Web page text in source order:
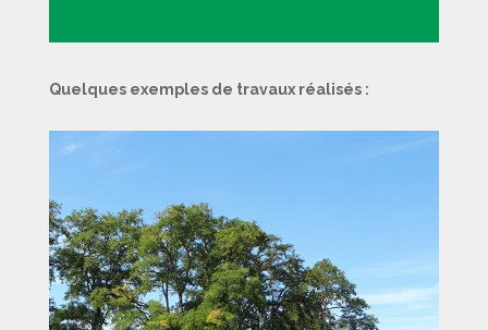
Quelques exemples de travaux réalisés :